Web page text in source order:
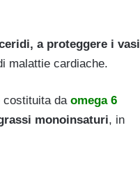
a proteggere i vasi
malattie cardiache.
costituita da omega 6
monoinsaturi, in